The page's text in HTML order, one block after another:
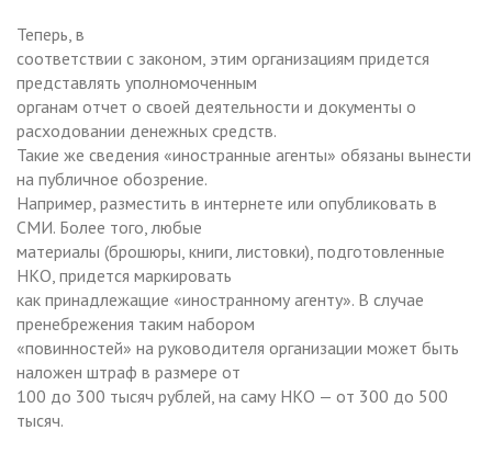
Теперь, в
соответствии с законом, этим организациям придется
представлять уполномоченным
органам отчет о своей деятельности и документы о
расходовании денежных средств.
Такие же сведения «иностранные агенты» обязаны вынести
на публичное обозрение.
Например, разместить в интернете или опубликовать в
СМИ. Более того, любые
материалы (брошюры, книги, листовки), подготовленные
НКО, придется маркировать
как принадлежащие «иностранному агенту». В случае
пренебрежения таким набором
«повинностей» на руководителя организации может быть
наложен штраф в размере от
100 до 300 тысяч рублей, на саму НКО — от 300 до 500
тысяч.